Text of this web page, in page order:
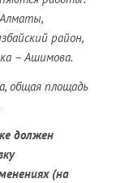
район,
– Ашимова.
общая площадь
должен
(на